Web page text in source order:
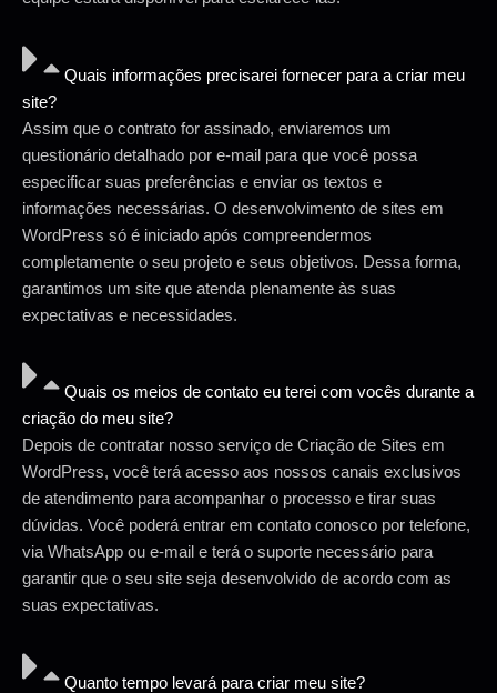
Quais informações precisarei fornecer para a criar meu
site?
Assim que o contrato for assinado, enviaremos um
questionário detalhado por e-mail para que você possa
especificar suas preferências e enviar os textos e
informações necessárias. O desenvolvimento de sites em
WordPress só é iniciado após compreendermos
completamente o seu projeto e seus objetivos. Dessa forma,
garantimos um site que atenda plenamente às suas
expectativas e necessidades.
Quais os meios de contato eu terei com vocês durante a
criação do meu site?
Depois de contratar nosso serviço de Criação de Sites em
WordPress, você terá acesso aos nossos canais exclusivos
de atendimento para acompanhar o processo e tirar suas
dúvidas. Você poderá entrar em contato conosco por telefone,
via WhatsApp ou e-mail e terá o suporte necessário para
garantir que o seu site seja desenvolvido de acordo com as
suas expectativas.
Quanto tempo levará para criar meu site?